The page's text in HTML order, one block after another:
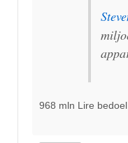
968 mln Lire bedoel